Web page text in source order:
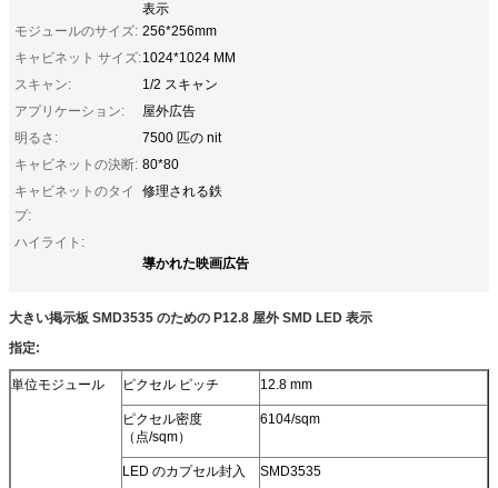
表示
モジュールのサイズ: 256*256mm
キャビネット サイズ:1024*1024 MM
スキャン:
1/2 スキャン
アプリケーション:
屋外広告
明るさ:
7500 匹の nit
キャビネットの決断: 80*80
キャビネットのタイ
プ:
修理される鉄
ハイライト:
導かれた映画広告
大きい掲示板 SMD3535 のための P12.8 屋外 SMD LED 表示
指定:
単位モジュール ピクセル ピッチ 12.8 mm
ピクセル密度
（点/sqm）
6104/sqm
LED のカプセル封入 SMD3535